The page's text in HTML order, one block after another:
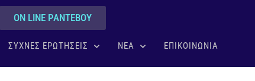
ON LINE ΡΑΝΤΕΒΟΥ
ΣΥΧΝΕΣ ΕΡΩΤΗΣΕΙΣ ΝΕΑ ΕΠΙΚΟΙΝΩΝΙΑ